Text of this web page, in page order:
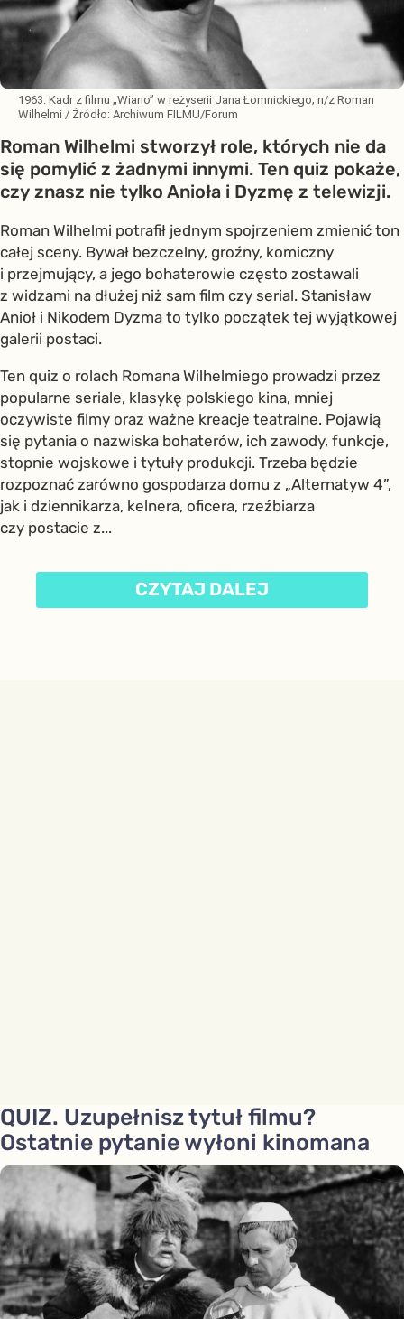
1963. Kadr z filmu „Wiano” w reżyserii Jana Łomnickiego; n/z Roman
Wilhelmi / Źródło: Archiwum FILMU/Forum
Roman Wilhelmi stworzył role, których nie da
się pomylić z żadnymi innymi. Ten quiz pokaże,
czy znasz nie tylko Anioła i Dyzmę z telewizji.
Roman Wilhelmi potrafił jednym spojrzeniem zmienić ton
całej sceny. Bywał bezczelny, groźny, komiczny
i przejmujący, a jego bohaterowie często zostawali
z widzami na dłużej niż sam film czy serial. Stanisław
Anioł i Nikodem Dyzma to tylko początek tej wyjątkowej
galerii postaci.
Ten quiz o rolach Romana Wilhelmiego prowadzi przez
popularne seriale, klasykę polskiego kina, mniej
oczywiste filmy oraz ważne kreacje teatralne. Pojawią
się pytania o nazwiska bohaterów, ich zawody, funkcje,
stopnie wojskowe i tytuły produkcji. Trzeba będzie
rozpoznać zarówno gospodarza domu z „Alternatyw 4”,
jak i dziennikarza, kelnera, oficera, rzeźbiarza
czy postacie z...
CZYTAJ DALEJ
QUIZ. Uzupełnisz tytuł filmu?
Ostatnie pytanie wyłoni kinomana